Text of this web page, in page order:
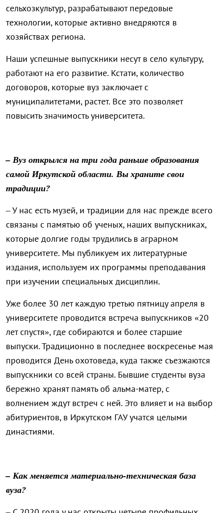
сельхозкультур, разрабатывают передовые
технологии, которые активно внедряются в
хозяйствах региона.
Наши успешные выпускники несут в село культуру,
работают на его развитие. Кстати, количество
договоров, которые вуз заключает с
муниципалитетами, растет. Все это позволяет
повысить значимость университета.
– Вуз открылся на три года раньше образования
самой Иркутской области. Вы храните свои
традиции?
– У нас есть музей, и традиции для нас прежде всего
связаны с памятью об ученых, наших выпускниках,
которые долгие годы трудились в аграрном
университете. Мы публикуем их литературные
издания, используем их программы преподавания
при изучении специальных дисциплин.
Уже более 30 лет каждую третью пятницу апреля в
университете проводится встреча выпускников «20
лет спустя», где собираются и более старшие
выпуски. Традиционно в последнее воскресенье мая
проводится День охотоведа, куда также съезжаются
выпускники со всей страны. Бывшие студенты вуза
бережно хранят память об альма-матер, с
волнением ждут встреч с ней. Это влияет и на выбор
абитуриентов, в Иркутском ГАУ учатся целыми
династиями.
– Как меняется материально-техническая база
вуза?